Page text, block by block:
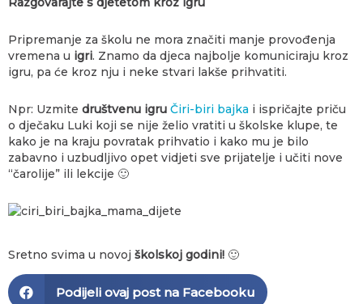
Pripremanje za školu ne mora značiti manje provođenja
vremena u igri. Znamo da djeca najbolje komuniciraju kroz
igru, pa će kroz nju i neke stvari lakše prihvatiti.
Npr: Uzmite društvenu igru Čiri-biri bajka i ispričajte priču
o dječaku Luki koji se nije želio vratiti u školske klupe, te
kako je na kraju povratak prihvatio i kako mu je bilo
zabavno i uzbudljivo opet vidjeti sve prijatelje i učiti nove
“čarolije” ili lekcije 🙂
Sretno svima u novoj školskoj godini! 🙂
Podijeli ovaj post na Facebooku